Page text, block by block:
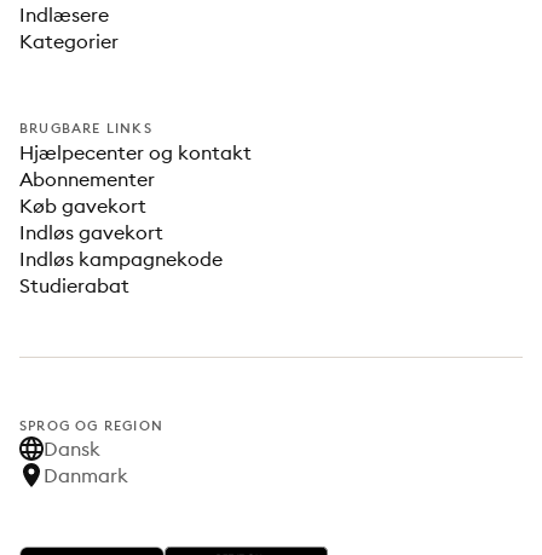
Indlæsere
Kategorier
BRUGBARE LINKS
Hjælpecenter og kontakt
Abonnementer
Køb gavekort
Indløs gavekort
Indløs kampagnekode
Studierabat
SPROG OG REGION
Dansk
Danmark